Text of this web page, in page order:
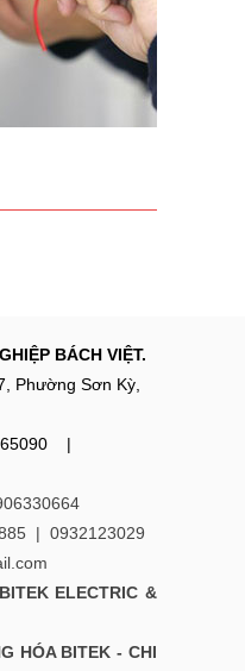
BÁCH VIỆT.
Phường Sơn Kỳ,
|
| 0932123029
BITEK ELECTRIC &
HÓA BITEK - CHI